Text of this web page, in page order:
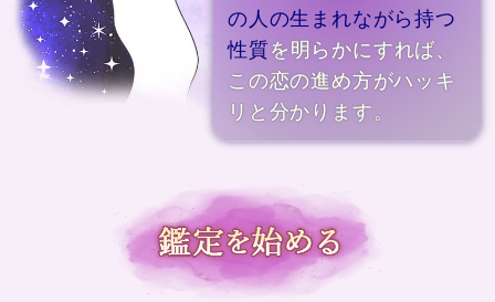
の人の生まれながら持つ
性質を明らかにすれば、
この恋の進め方がハッキ
リと分かります。